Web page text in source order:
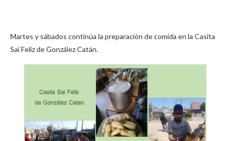
Martes y sábados continúa la preparación de comida en la Casita
Sai Feliz de González Catán.